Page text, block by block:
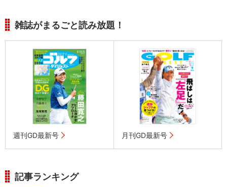
雑誌がまるごと読み放題！
週刊GD最新号 月刊GD最新号
記事ランキング